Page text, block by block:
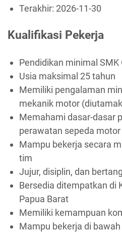
Terakhir: 2026-11-30
Kualifikasi Pekerja
Pendidikan minimal
Usia maksimal 25 tahun
Memiliki pengalaman
mekanik motor
Memahami dasar-dasar
perawatan sepeda motor
Mampu bekerja secara
tim
Jujur, disiplin, dan
Bersedia ditempatkan di
Papua Barat
Memiliki kemampuan
Mampu bekerja di